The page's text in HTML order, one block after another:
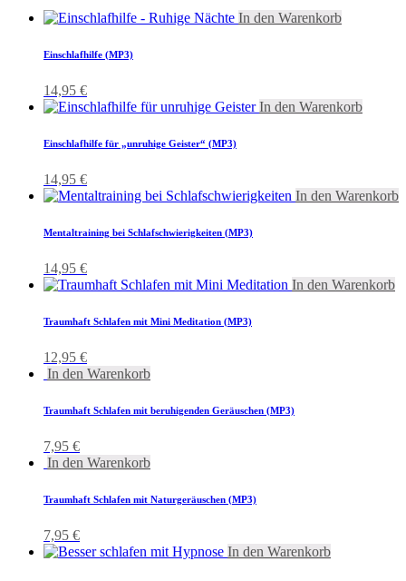
In den Warenkorb
Einschlafhilfe (MP3)
14,95 €
In den Warenkorb
Einschlafhilfe für „unruhige Geister“ (MP3)
14,95 €
In den Warenkorb
Mentaltraining bei Schlafschwierigkeiten (MP3)
14,95 €
In den Warenkorb
Traumhaft Schlafen mit Mini Meditation (MP3)
12,95 €
In den Warenkorb
Traumhaft Schlafen mit beruhigenden Geräuschen (MP3)
7,95 €
In den Warenkorb
Traumhaft Schlafen mit Naturgeräuschen (MP3)
7,95 €
In den Warenkorb